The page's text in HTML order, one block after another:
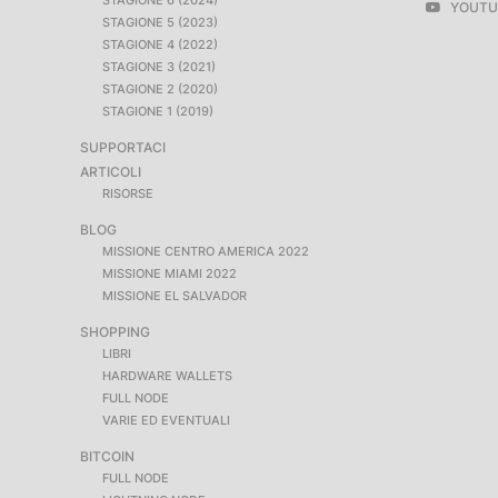
STAGIONE 5 (2023)
STAGIONE 4 (2022)
STAGIONE 3 (2021)
STAGIONE 2 (2020)
STAGIONE 1 (2019)
SUPPORTACI
ARTICOLI
RISORSE
BLOG
MISSIONE CENTRO AMERICA 2022
MISSIONE MIAMI 2022
MISSIONE EL SALVADOR
SHOPPING
LIBRI
HARDWARE WALLETS
FULL NODE
VARIE ED EVENTUALI
BITCOIN
FULL NODE